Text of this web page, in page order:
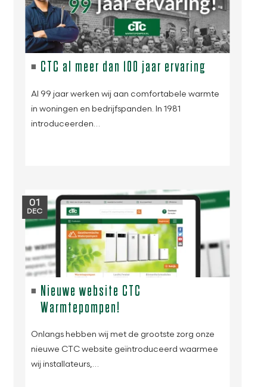
CTC al meer dan 100 jaar ervaring
Al 99 jaar werken wij aan comfortabele warmte
in woningen en bedrijfspanden. In 1981
introduceerden…
01
DEC
Nieuwe website CTC
Warmtepompen!
Onlangs hebben wij met de grootste zorg onze
nieuwe CTC website geïntroduceerd waarmee
wij installateurs,…